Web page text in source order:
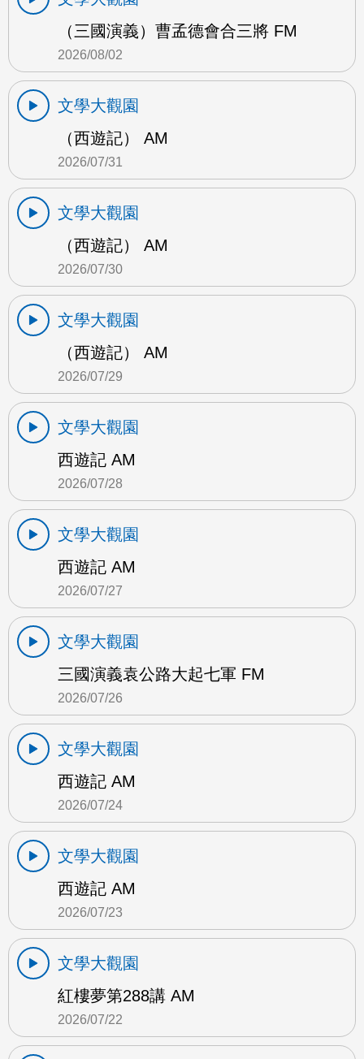
（三國演義）曹孟德會合三將 FM
2026/08/02
文學大觀園
（西遊記） AM
2026/07/31
文學大觀園
（西遊記） AM
2026/07/30
文學大觀園
（西遊記） AM
2026/07/29
文學大觀園
西遊記 AM
2026/07/28
文學大觀園
西遊記 AM
2026/07/27
文學大觀園
三國演義袁公路大起七軍 FM
2026/07/26
文學大觀園
西遊記 AM
2026/07/24
文學大觀園
西遊記 AM
2026/07/23
文學大觀園
紅樓夢第288講 AM
2026/07/22